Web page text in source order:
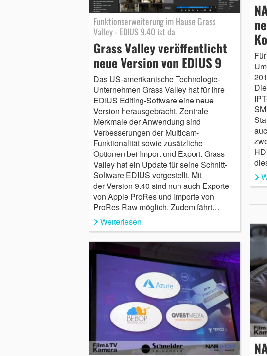
Funktionserweiterung im Hause Grass
Valley - EDIUS 9.40 ist da
Grass Valley veröffentlicht
neue Version von EDIUS 9
Das US-amerikanische Technologie-
Unternehmen Grass Valley hat für ihre
EDIUS Editing-Software eine neue
Version herausgebracht. Zentrale
Merkmale der Anwendung sind
Verbesserungen der Multicam-
Funktionalität sowie zusätzliche
Optionen bei Import und Export. Grass
Valley hat ein Update für seine Schnitt-
Software EDIUS vorgestellt. Mit
der Version 9.40 sind nun auch Exporte
von Apple ProRes und Importe von
ProRes Raw möglich. Zudem fährt…
Weiterlesen